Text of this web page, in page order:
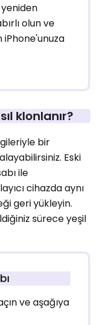
olun ve
klonlanır?
bir
Eski
ile
cihazda aynı
geri yükleyin.
sürece yeşil
ve aşağıya